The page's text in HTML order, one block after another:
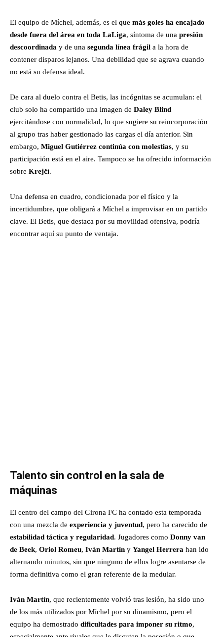
El equipo de Míchel, además, es el que más goles ha encajado
desde fuera del área en toda LaLiga, síntoma de una presión
descoordinada y de una segunda línea frágil a la hora de
contener disparos lejanos. Una debilidad que se agrava cuando
no está su defensa ideal.
De cara al duelo contra el Betis, las incógnitas se acumulan: el
club solo ha compartido una imagen de Daley Blind
ejercitándose con normalidad, lo que sugiere su reincorporación
al grupo tras haber gestionado las cargas el día anterior. Sin
embargo, Miguel Gutiérrez continúa con molestias, y su
participación está en el aire. Tampoco se ha ofrecido información
sobre Krejčí.
Una defensa en cuadro, condicionada por el físico y la
incertidumbre, que obligará a Míchel a improvisar en un partido
clave. El Betis, que destaca por su movilidad ofensiva, podría
encontrar aquí su punto de ventaja.
Talento sin control en la sala de
máquinas
El centro del campo del Girona FC ha contado esta temporada
con una mezcla de experiencia y juventud, pero ha carecido de
estabilidad táctica y regularidad. Jugadores como Donny van
de Beek, Oriol Romeu, Iván Martín y Yangel Herrera han ido
alternando minutos, sin que ninguno de ellos logre asentarse de
forma definitiva como el gran referente de la medular.
Iván Martín, que recientemente volvió tras lesión, ha sido uno
de los más utilizados por Míchel por su dinamismo, pero el
equipo ha demostrado dificultades para imponer su ritmo,